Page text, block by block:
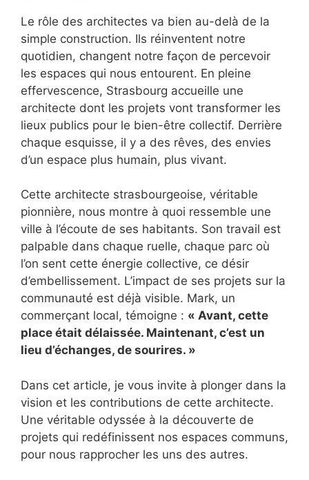
Le rôle des architectes va bien au-delà de la
simple construction. Ils réinventent notre
quotidien, changent notre façon de percevoir
les espaces qui nous entourent. En pleine
effervescence, Strasbourg accueille une
architecte dont les projets vont transformer les
lieux publics pour le bien-être collectif. Derrière
chaque esquisse, il y a des rêves, des envies
d’un espace plus humain, plus vivant.
Cette architecte strasbourgeoise, véritable
pionnière, nous montre à quoi ressemble une
ville à l’écoute de ses habitants. Son travail est
palpable dans chaque ruelle, chaque parc où
l’on sent cette énergie collective, ce désir
d’embellissement. L’impact de ses projets sur la
communauté est déjà visible. Mark, un
commerçant local, témoigne : « Avant, cette
place était délaissée. Maintenant, c’est un
lieu d’échanges, de sourires. »
Dans cet article, je vous invite à plonger dans la
vision et les contributions de cette architecte.
Une véritable odyssée à la découverte de
projets qui redéfinissent nos espaces communs,
pour nous rapprocher les uns des autres.